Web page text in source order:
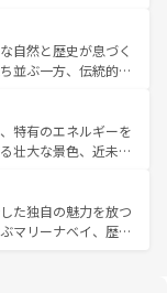
魅力を心ゆくまで味
着の韓国情報はコンテンツ一
イの古い町並みやホ
も、独特の雰囲気を
豊かさとおいしさで
コーヒーなどは、ぜ
てもあたたかい人々
忘れられない旅にな
自然と歴史が息づく
並ぶ一方、伝統的な
ンマイなどの山岳地
ットやクラビの美し
ができる。タイ料理
節にも異なる楽しみ
々、仏教を中心とし
れる旅人を魅了し続
特有のエネルギーを
壮大な景色、近未来
光スポットが密集し
も魅力。息をのむよ
を存分に楽しみ尽く
た独自の魅力を放つ
マリーナベイ、歴史